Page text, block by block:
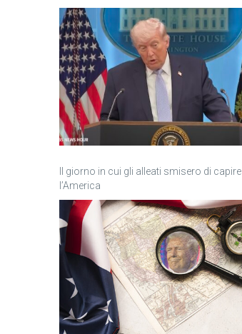
Il giorno in cui gli alleati smisero di capire
l’America